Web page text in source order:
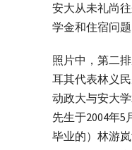
安大从未礼尚
学金和住宿问
照片中，第二
耳其代表林义
动政大与安大
先生于2004年5
毕业的）林游